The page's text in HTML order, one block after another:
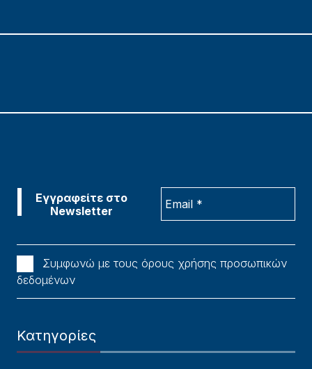
Συμφωνώ με τους όρους χρήσης προσωπικών
δεδομένων
Κατηγορίες